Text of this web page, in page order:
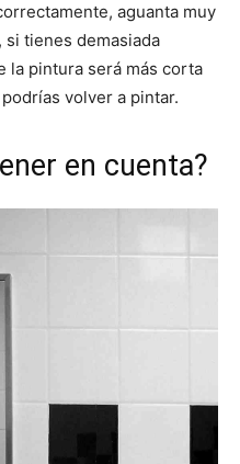
aguanta muy
tienes demasiada
la pintura será más corta
volver a pintar.
en cuenta?